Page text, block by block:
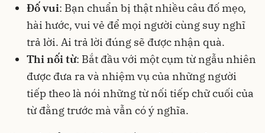
Đố vui: Bạn chuẩn bị thật nhiều câu đố mẹo,
hài hước, vui vẻ để mọi người cùng suy nghĩ
trả lời. Ai trả lời đúng sẽ được nhận quà.
Thi nối từ: Bắt đầu với một cụm từ ngẫu nhiên
được đưa ra và nhiệm vụ của những người
tiếp theo là nói những từ nối tiếp chữ cuối của
từ đằng trước mà vẫn có ý nghĩa.